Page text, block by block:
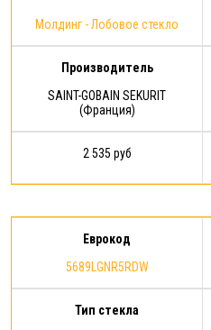
Молдинг - Лобовое стекло
Производитель
SAINT-GOBAIN SEKURIT
(Франция)
2 535 руб
Еврокод
5689LGNR5RDW
Тип стекла